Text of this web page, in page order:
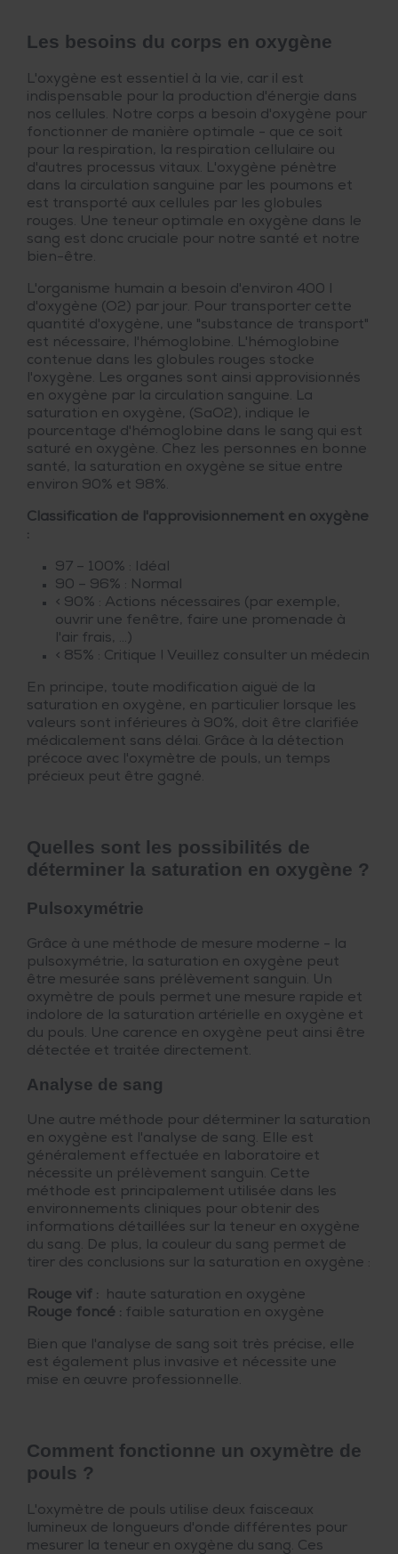
Les besoins du corps en oxygène
L'oxygène est essentiel à la vie, car il est
indispensable pour la production d'énergie dans
nos cellules. Notre corps a besoin d'oxygène pour
fonctionner de manière optimale - que ce soit
pour la respiration, la respiration cellulaire ou
d'autres processus vitaux. L'oxygène pénètre
dans la circulation sanguine par les poumons et
est transporté aux cellules par les globules
rouges. Une teneur optimale en oxygène dans le
sang est donc cruciale pour notre santé et notre
bien-être.
L'organisme humain a besoin d'environ 400 l
d'oxygène (O2) par jour. Pour transporter cette
quantité d'oxygène, une "substance de transport"
est nécessaire, l'hémoglobine. L'hémoglobine
contenue dans les globules rouges stocke
l'oxygène. Les organes sont ainsi approvisionnés
en oxygène par la circulation sanguine. La
saturation en oxygène, (SaO2), indique le
pourcentage d'hémoglobine dans le sang qui est
saturé en oxygène. Chez les personnes en bonne
santé, la saturation en oxygène se situe entre
environ 90% et 98%.
Classification de l'approvisionnement en oxygène
:
97 – 100% : Idéal
90 – 96% : Normal
< 90% : Actions nécessaires (par exemple,
ouvrir une fenêtre, faire une promenade à
l'air frais, ...)
< 85% : Critique ! Veuillez consulter un médecin
En principe, toute modification aiguë de la
saturation en oxygène, en particulier lorsque les
valeurs sont inférieures à 90%, doit être clarifiée
médicalement sans délai. Grâce à la détection
précoce avec l'oxymètre de pouls, un temps
précieux peut être gagné.
Quelles sont les possibilités de
déterminer la saturation en oxygène ?
Pulsoxymétrie
Grâce à une méthode de mesure moderne - la
pulsoxymétrie, la saturation en oxygène peut
être mesurée sans prélèvement sanguin. Un
oxymètre de pouls permet une mesure rapide et
indolore de la saturation artérielle en oxygène et
du pouls. Une carence en oxygène peut ainsi être
détectée et traitée directement.
Analyse de sang
Une autre méthode pour déterminer la saturation
en oxygène est l'analyse de sang. Elle est
généralement effectuée en laboratoire et
nécessite un prélèvement sanguin. Cette
méthode est principalement utilisée dans les
environnements cliniques pour obtenir des
informations détaillées sur la teneur en oxygène
du sang. De plus, la couleur du sang permet de
tirer des conclusions sur la saturation en oxygène :
Rouge vif :
haute saturation en oxygène
Rouge foncé : faible saturation en oxygène
Bien que l'analyse de sang soit très précise, elle
est également plus invasive et nécessite une
mise en œuvre professionnelle.
Comment fonctionne un oxymètre de
pouls ?
L'oxymètre de pouls utilise deux faisceaux
lumineux de longueurs d'onde différentes pour
mesurer la teneur en oxygène du sang. Ces